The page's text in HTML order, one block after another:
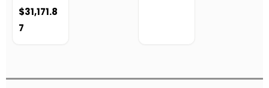
$31,171.8
7